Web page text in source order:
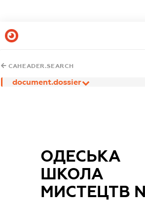
CAHEADER.SEARCH
document.dossier
ОДЕСЬКА
ШКОЛА
МИСТЕЦТВ